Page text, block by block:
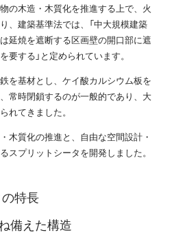
の木造・木質化を推進する上で、火
、建築基準法では、「中大規模建築
延焼を遮断する区画壁の開口部に遮
する」と定められています。
を基材とし、ケイ酸カルシウム板を
常時閉鎖するのが一般的であり、大
れてきました。
木質化の推進と、自由な空間設計・
スプリットシータを開発しました。
特長
備えた構造